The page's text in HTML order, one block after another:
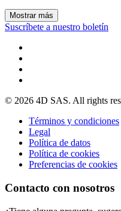
Mostrar más
Suscríbete a nuestro boletín
© 2026 4D SAS. All rights
Términos y condiciones
Legal
Política de datos
Política de cookies
Preferencias de cookies
Contacto con nosotros